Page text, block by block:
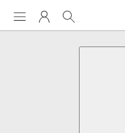
My VodafoneSearch